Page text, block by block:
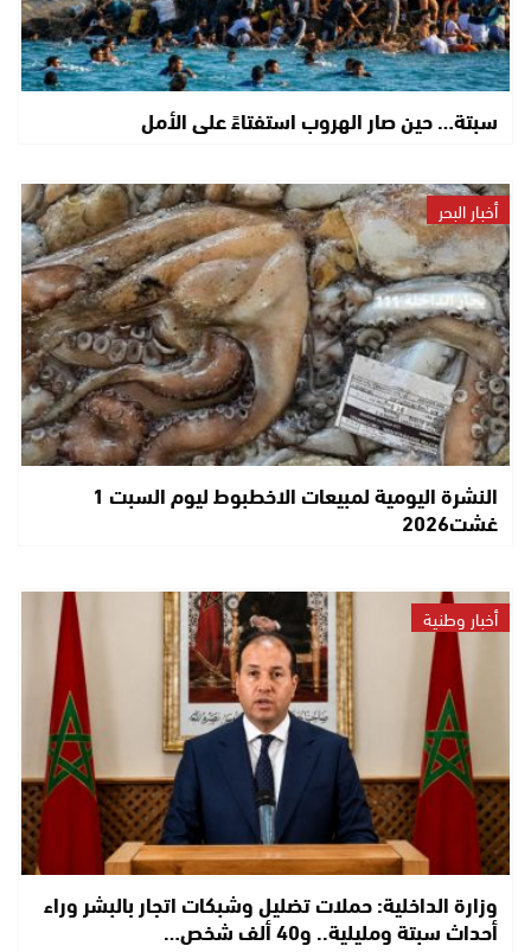
سبتة… حين صار الهروب استفتاءً على الأمل
أخبار البحر
النشرة اليومية لمبيعات الاخطبوط ليوم السبت 1
غشت2026
أخبار وطنية
وزارة الداخلية: حملات تضليل وشبكات اتجار بالبشر وراء
أحداث سبتة ومليلية.. و40 ألف شخص…